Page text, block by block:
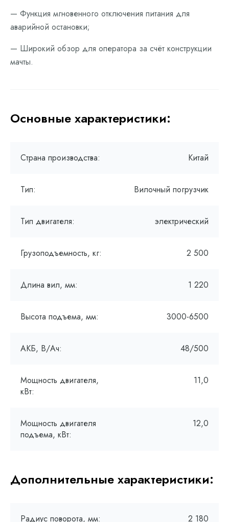
— Функция мгновенного отключения питания для
аварийной остановки;
— Широкий обзор для оператора за счёт конструкции
мачты.
Основные характеристики:
Страна производства: Китай
Тип: Вилочный погрузчик
Тип двигателя: электрический
Грузоподъемность, кг: 2 500
Длина вил, мм: 1 220
Высота подъема, мм: 3000-6500
АКБ, В/Ач: 48/500
Мощность двигателя,
кВт:
11,0
Мощность двигателя
подъема, кВт:
12,0
Дополнительные характеристики:
Радиус поворота, мм: 2 180